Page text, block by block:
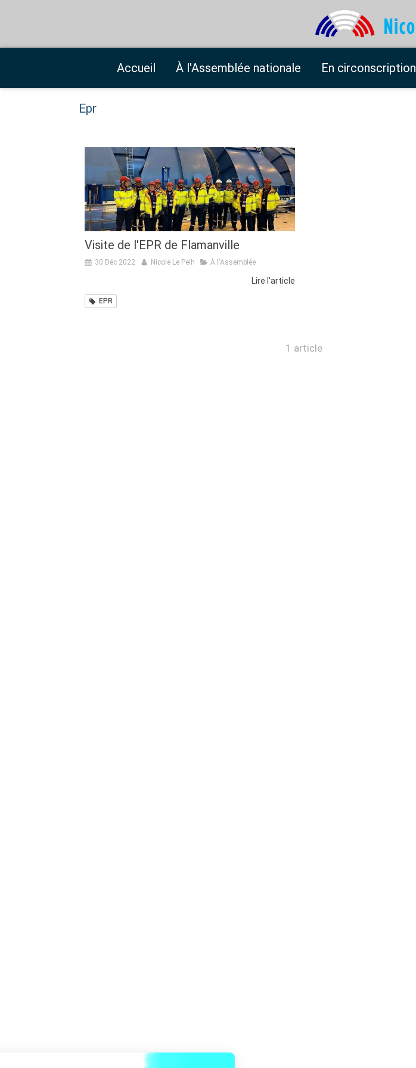
Accueil À l'Assemblée nationale En circonscription
Epr
Visite de l'EPR de Flamanville
30 Déc 2022 Nicole Le Peih À l'Assemblée
Lire l'article
EPR
1 article